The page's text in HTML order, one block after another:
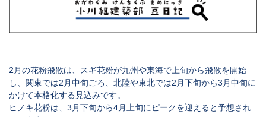
2月の花粉飛散は、スギ花粉が九州や東海で上旬から飛散を開始
し、関東では2月中旬ごろ、北陸や東北では2月下旬から3月中旬に
かけて本格化する見込みです。
ヒノキ花粉は、3月下旬から4月上旬にピークを迎えると予想され